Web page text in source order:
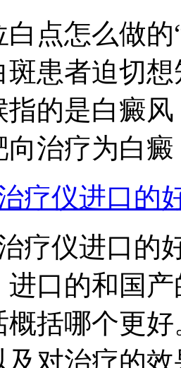
点怎么做
斑患者迫切
指的是白癜
向治疗为白癜
疗仪进口的
疗仪进口的
进口的和国
概括哪个更
及对治疗的效